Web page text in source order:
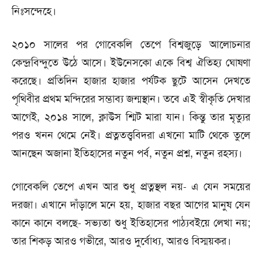
নিঃসন্দেহে।
২০১০ সালের পর গোবেকলি তেপে বিশ্বজুড়ে আলোচনার
কেন্দ্রবিন্দুতে উঠে আসে। ইউনেসকো একে বিশ্ব ঐতিহ্য ঘোষণা
করেছে। প্রতিদিন হাজার হাজার পর্যটক ছুটে আসেন দেখতে
পৃথিবীর প্রথম মন্দিরের সম্ভাব্য জন্মস্থান। তবে এই স্বীকৃতি দেখার
আগেই, ২০১৪ সালে, ক্লাউস শ্মিট মারা যান। কিন্তু তার মৃত্যুর
পরও খনন থেমে নেই। প্রত্নতত্ত্ববিদরা এখনো মাটি থেকে তুলে
আনছেন অজানা ইতিহাসের নতুন পর্ব, নতুন প্রশ্ন, নতুন রহস্য।
গোবেকলি তেপে এখন আর শুধু প্রত্নস্থল নয়- এ যেন সময়ের
দরজা। এখানে দাঁড়ালে মনে হয়, হাজার বছর আগের মানুষ যেন
কানে কানে বলছে- সভ্যতা শুধু ইতিহাসের পাঠ্যবইয়ে লেখা নয়;
তার শিকড় আরও গভীরে, আরও দুর্বোধ্য, আরও বিস্ময়কর।